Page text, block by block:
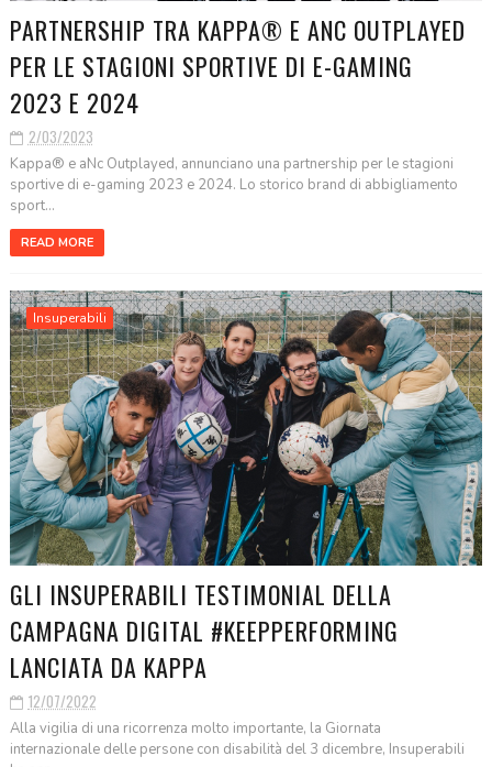
PARTNERSHIP TRA KAPPA® E ANC OUTPLAYED
PER LE STAGIONI SPORTIVE DI E-GAMING
2023 E 2024
2/03/2023
Kappa® e aNc Outplayed, annunciano una partnership per le stagioni
sportive di e-gaming 2023 e 2024. Lo storico brand di abbigliamento
sport...
READ MORE
Insuperabili
GLI INSUPERABILI TESTIMONIAL DELLA
CAMPAGNA DIGITAL #KEEPPERFORMING
LANCIATA DA KAPPA
12/07/2022
Alla vigilia di una ricorrenza molto importante, la Giornata
internazionale delle persone con disabilità del 3 dicembre, Insuperabili